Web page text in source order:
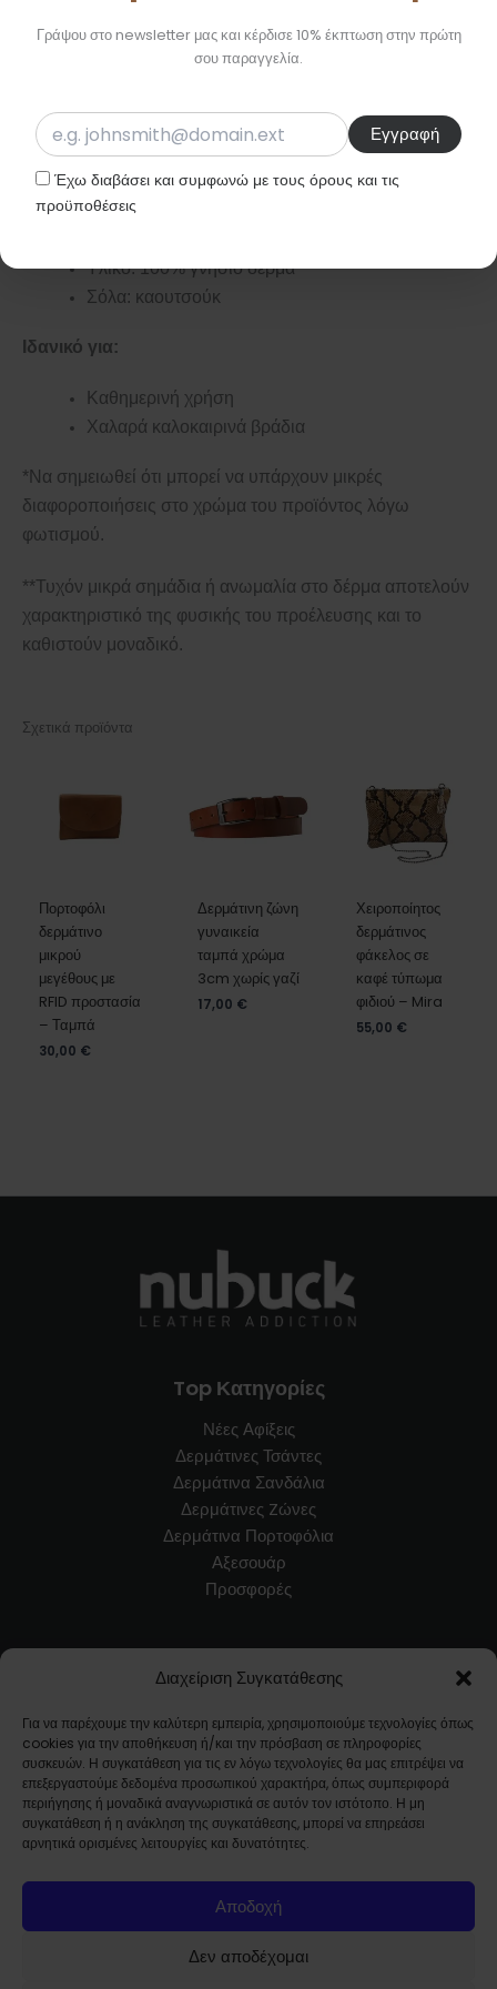
Διαχείριση Συγκατάθεσης
Για να παρέχουμε την καλύτερη εμπειρία, χρησιμοποιούμε τεχνολογίες όπως
cookies για την αποθήκευση ή/και την πρόσβαση σε πληροφορίες
συσκευών. Η συγκατάθεση για τις εν λόγω τεχνολογίες θα μας επιτρέψει να
επεξεργαστούμε δεδομένα προσωπικού χαρακτήρα, όπως συμπεριφορά
περιήγησης ή μοναδικά αναγνωριστικά σε αυτόν τον ιστότοπο. Η μη
συγκατάθεση ή η ανάκληση της συγκατάθεσης, μπορεί να επηρεάσει
αρνητικά ορισμένες λειτουργίες και δυνατότητες.
Αποδοχή
Δεν αποδέχομαι
Γράψου στο newsletter μας και κέρδισε 10% έκπτωση στην πρώτη
σου παραγγελία.
Έχω διαβάσει και συμφωνώ με τους όρους και τις
προϋποθέσεις
αναδεικνύοντας τη φυσική ομορφιά του δέρματος με την
λάδι, καθώς απορροφάται από το δέρμα και αφήνει
Χαρακτηριστικά:
Υλικό: 100% γνήσιο δέρμα
Σόλα: καουτσούκ
Ιδανικό για:
Καθημερινή χρήση
Χαλαρά καλοκαιρινά βράδια
*Να σημειωθεί ότι μπορεί να υπάρχουν μικρές
διαφοροποιήσεις στο χρώμα του προϊόντος λόγω
φωτισμού.
**Τυχόν μικρά σημάδια ή ανωμαλία στο δέρμα αποτελούν
χαρακτηριστικό της φυσικής του προέλευσης και το
καθιστούν μοναδικό.
Σχετικά προϊόντα
Πορτοφόλι
δερμάτινο
μικρού
μεγέθους με
RFID προστασία
– Ταμπά
30,00 €
Δερμάτινη ζώνη
γυναικεία
ταμπά χρώμα
3cm χωρίς γαζί
17,00 €
Χειροποίητος
δερμάτινος
φάκελος σε
καφέ τύπωμα
φιδιού – Mira
55,00 €
Top Κατηγορίες
Νέες Αφίξεις
Δερμάτινες Τσάντες
Δερμάτινα Σανδάλια
Δερμάτινες Zώνες
Δερμάτινα Πορτοφόλια
Αξεσουάρ
Προσφορές
Όροι Χρήσης
Τρόποι Αποστολής / Μεταφορικά
Επιστροφές Προϊόντων
Συχνές Ερωτήσεις
Ποιοί Είμαστε
Εταιρικό προφίλ
Επικοινωνία